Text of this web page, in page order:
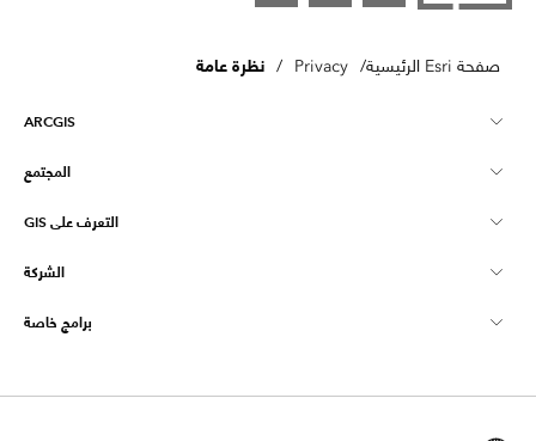
صفحة Esri الرئيسية /
Privacy
/ نظرة عامة
ARCGIS
نظرة عامة على ArcGIS المجتمع
مجتمع Esri
بحث واختبار المستخدم
التعرف على GIS
ما هي GIS؟ الشركة
نبذة عن Esri برامج خاصة
ArcGIS لاستخدام الطالب